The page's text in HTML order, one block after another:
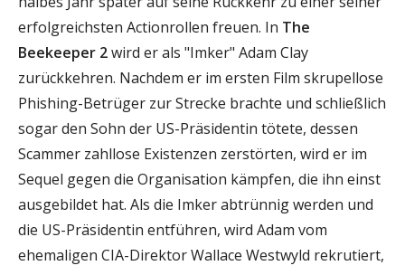
erfolgreichsten Actionrollen freuen. In The
Beekeeper 2wird er als "Imker" Adam Clay
zurückkehren. Nachdem er im ersten Film skrupellose
Phishing-Betrüger zur Strecke brachte und schließlich
sogar den Sohn der US-Präsidentin tötete, dessen
Scammer zahllose Existenzen zerstörten, wird er im
Sequel gegen die Organisation kämpfen, die ihn einst
ausgebildet hat. Als die Imker abtrünnig werden und
die US-Präsidentin entführen, wird Adam vom
ehemaligen CIA-Direktor Wallace Westwyld rekrutiert,